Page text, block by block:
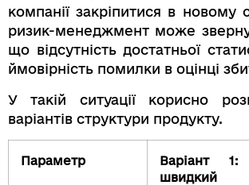
компанії закріпитися в новому
ризик-менеджмент може
що відсутність достатньої
ймовірність помилки в оцінці
У такій ситуації корисно
варіантів структури продукту.
Параметр
Варіант 1:
швидкий